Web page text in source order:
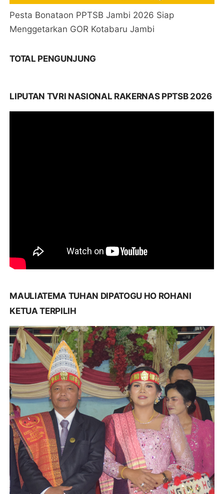
Pesta Bonataon PPTSB Jambi 2026 Siap
Menggetarkan GOR Kotabaru Jambi
TOTAL PENGUNJUNG
LIPUTAN TVRI NASIONAL RAKERNAS PPTSB 2026
MAULIATEMA TUHAN DIPATOGU HO ROHANI
KETUA TERPILIH